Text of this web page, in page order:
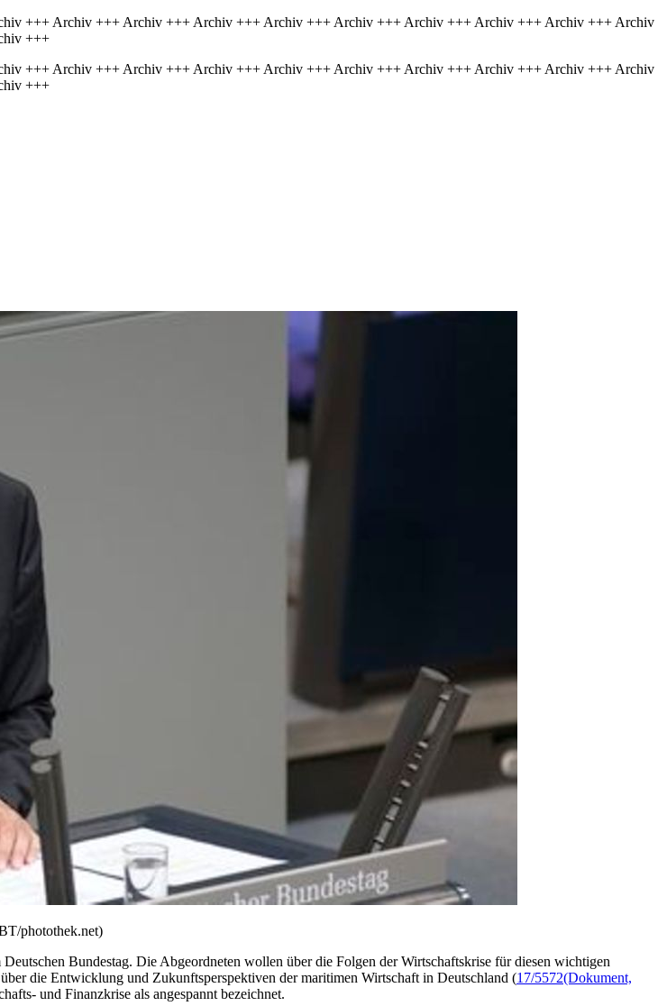
+++ Archiv +++ Archiv +++ Archiv +++ Archiv +++ Archiv +++ Archiv +++ Archiv +++ Archiv +++ Archiv
+++
+++ Archiv +++ Archiv +++ Archiv +++ Archiv +++ Archiv +++ Archiv +++ Archiv +++ Archiv +++ Archiv
+++
photothek.net)
Deutschen Bundestag. Die Abgeordneten wollen über die Folgen der Wirtschaftskrise für diesen wichtigen
die Entwicklung und Zukunftsperspektiven der maritimen Wirtschaft in Deutschland (17/5572(Dokument,
und Finanzkrise als angespannt bezeichnet.